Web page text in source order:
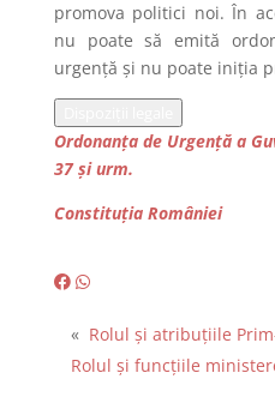
promova politici noi. În
nu poate să emită
urgență și nu poate iniția
Ordonanța de Urgență a
37 și urm.
Constituția României
« Rolul și atribuțiile
Rolul și funcțiile